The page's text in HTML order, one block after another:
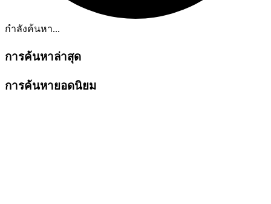
กำลังค้นหา...
การค้นหาล่าสุด
การค้นหายอดนิยม